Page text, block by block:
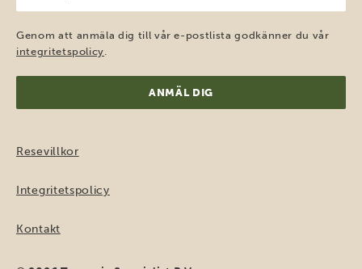
post
(Obligatoriskt)
Genom att anmäla dig till vår e-postlista godkänner du vår
integritetspolicy
Resevillkor
Integritetspolicy
Kontakt